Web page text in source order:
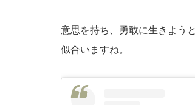
意思を持ち、勇敢に生きよう
似合いますね。